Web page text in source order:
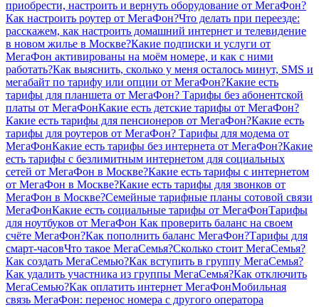
приобрести, настроить и вернуть оборудование от МегаФон?
Как настроить роутер от МегаФон?Что делать при переезде:
расскажем, как настроить домашний интернет и телевидение
в новом жилье в Москве?Какие подписки и услуги от
МегаФон активированы на моём номере, и как с ними
работать?Как выяснить, сколько у меня осталось минут, SMS и
мегабайт по тарифу или опции от МегаФон?Какие есть
тарифы для планшета от МегаФон? Тарифы без абонентской
платы от МегаФонКакие есть детские тарифы от МегаФон?
Какие есть тарифы для пенсионеров от МегаФон?Какие есть
тарифы для роутеров от МегаФон? Тарифы для модема от
МегаФонКакие есть тарифы без интернета от МегаФон?Какие
есть тарифы с безлимитным интернетом для социальных
сетей от МегаФон в Москве?Какие есть тарифы с интернетом
от МегаФон в Москве?Какие есть тарифы для звонков от
МегаФон в Москве?Семейные тарифные планы сотовой связи
МегаФонКакие есть социальные тарифы от МегаФонТарифы
для ноутбуков от МегаФон Как проверить баланс на своем
счёте МегаФон?Как пополнить баланс МегаФон?Тарифы для
смарт-часовЧто такое МегаСемья?Сколько стоит МегаСемья?
Как создать МегаСемью?Как вступить в группу МегаСемья?
Как удалить участника из группы МегаСемья?Как отключить
МегаСемью?Как оплатить интернет МегаФонМобильная
связь МегаФон: перенос номера с другого оператора